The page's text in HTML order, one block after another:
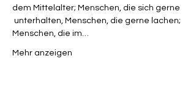
dem Mittelalter; Menschen, die sich gerne
unterhalten, Menschen, die gerne lachen;
Menschen, die im…
Mehr anzeigen